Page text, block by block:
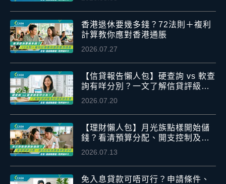
香港退休要幾多錢？72法則＋複利
計算教你應對香港通脹
2026.07.27
【信貸報告懶人包】硬查詢 vs 軟查
詢有咩分別？一文了解信貸評級及
信貸紀錄影響
2026.07.20
【理財懶人包】月光族點樣開始儲
錢？看清預算分配、開支控制及應
急資金安排
2026.07.13
免入息貸款可唔可行？申請條件、